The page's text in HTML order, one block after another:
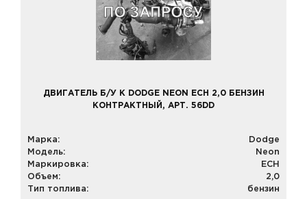
ДВИГАТЕЛЬ Б/У К DODGE NEON ECH 2,0 БЕНЗИН
КОНТРАКТНЫЙ, АРТ. 56DD
Марка:
Dodge
Модель:
Neon
Маркировка:
ECH
Объем:
2,0
Тип топлива:
бензин